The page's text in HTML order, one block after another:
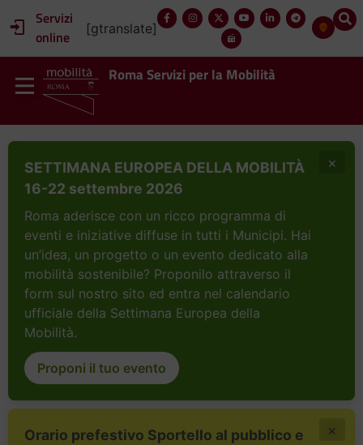
Servizi
online
[gtranslate]
Roma Servizi per la Mobilità
SETTIMANA EUROPEA DELLA MOBILITÀ
16-22 settembre 2026
Roma aderisce con un ricco programma di
eventi e iniziative diffuse in tutti i Municipi. Hai
un’idea, un progetto o un evento dedicato alla
mobilità sostenibile? Proponilo attraverso il
form sul nostro sito ed entra nel calendario
ufficiale della Settimana Europea della
Mobilità.
Proponi il tuo evento
×
Orario prefestivo Sportello al pubblico e
×